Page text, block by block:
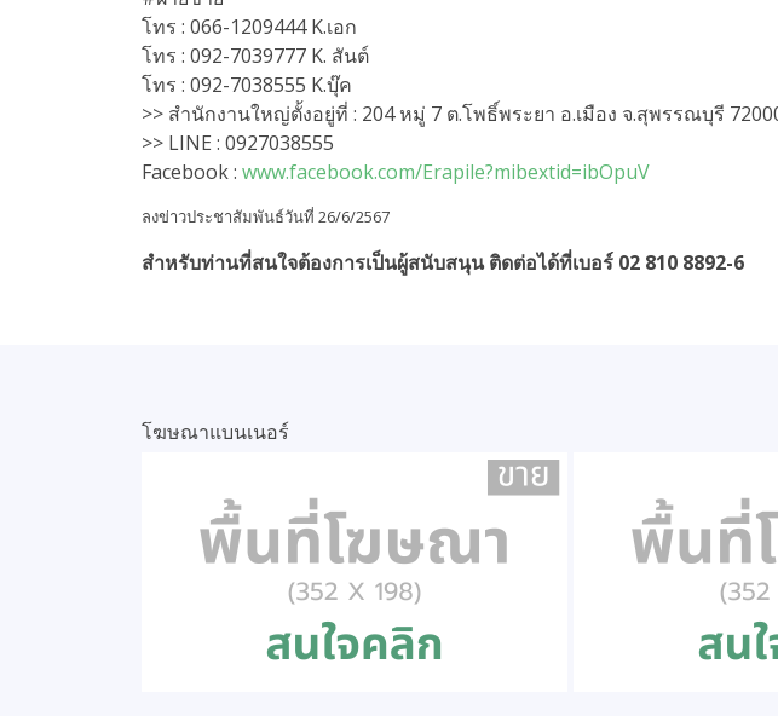
โทร : 066-1209444 K.เอก
โทร : 092-7039777 K. สันต์
โทร : 092-7038555 K.บุ๊ค
>> สำนักงานใหญ่ตั้งอยู่ที่ : 204 หมู่ 7 ต.โพธิ์พระยา อ.เมือง จ.สุพรรณบุรี
>> LINE : 0927038555
Facebook : www.facebook.com/Erapile?mibextid=ibOpuV
ลงข่าวประชาสัมพันธ์วันที่ 26/6/2567
สำหรับท่านที่สนใจต้องการเป็นผู้สนับสนุน ติดต่อได้ที่เบอร์ 02 810 8892-6
โฆษณาแบนเนอร์